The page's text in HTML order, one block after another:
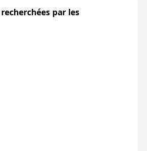
par les